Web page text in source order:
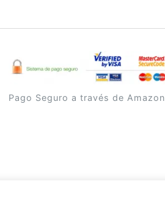
Pago Seguro a través de Amazon